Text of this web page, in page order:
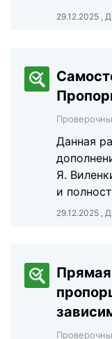
29.12.2025 ,
Данная
Я.
и
29.12.2025 ,
Прямая